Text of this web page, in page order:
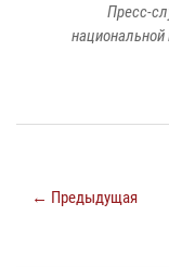
Пресс-
← Предыдущая